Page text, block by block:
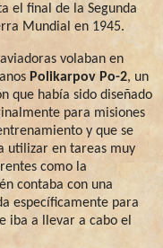
el final de la Segunda
Mundial en 1945.
aviadoras volaban en
Polikarpov Po-2, un
que había sido diseñado
para misiones
y que se
utilizar en tareas muy
como la
contaba con una
específicamente para
iba a llevar a cabo el